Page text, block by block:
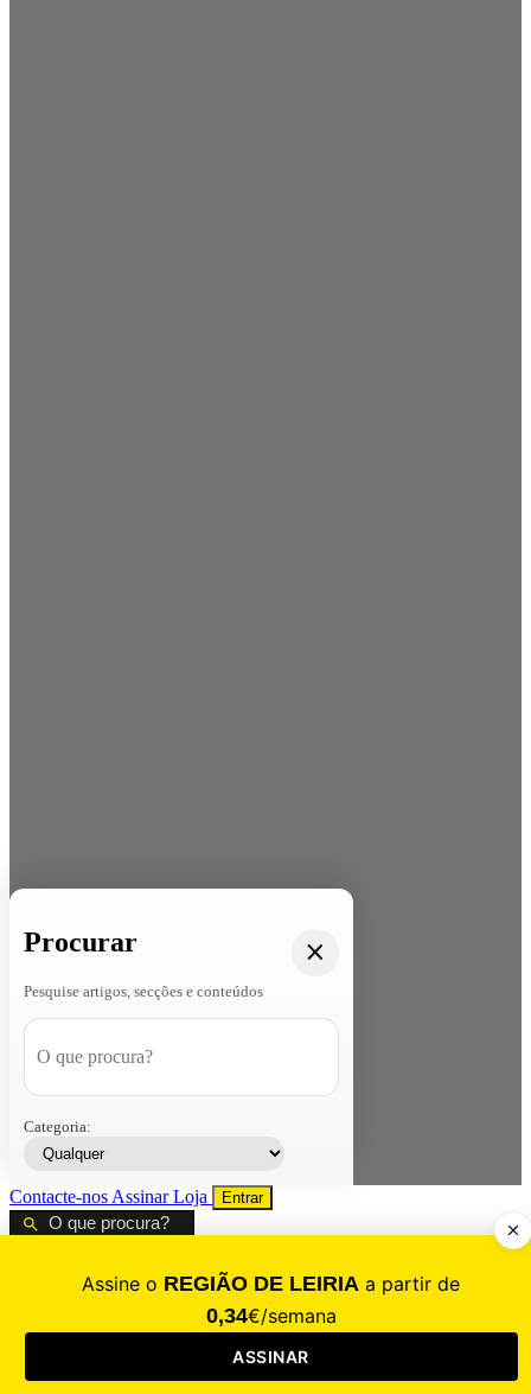
Procurar
Pesquise artigos, secções e conteúdos
Categoria:
Contacte-nos AssinarLoja Entrar